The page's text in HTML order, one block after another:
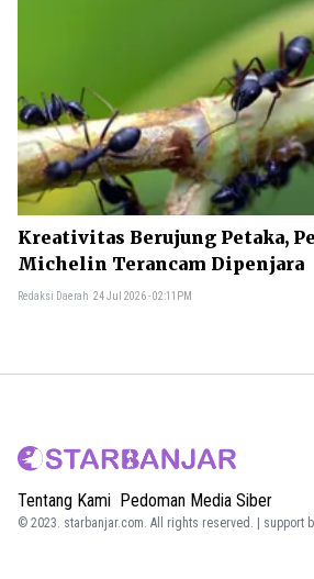
Kreativitas Berujung Petaka,
Michelin Terancam Dipenjara
Redaksi Daerah 24 Jul 2026 - 02:11PM
Tentang Kami Pedoman Media Siber
© 2023. starbanjar.com. All rights reserved. | support